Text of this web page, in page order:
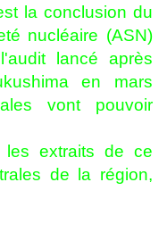
la conclusion du
nucléaire (ASN)
lancé après
en mars
vont pouvoir
les extraits de ce
de la région,